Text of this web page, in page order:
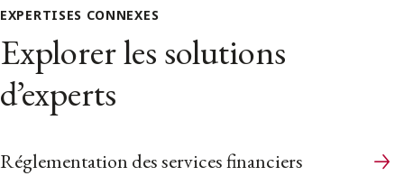
EXPERTISES CONNEXES
Explorer les solutions
d’experts
Réglementation des services financiers